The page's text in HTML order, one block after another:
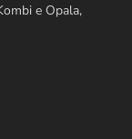
e Opala,